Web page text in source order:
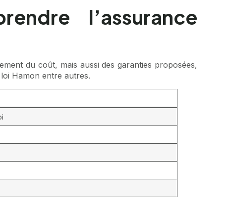
l’assurance
du coût, mais aussi des garanties proposées,
Hamon entre autres.